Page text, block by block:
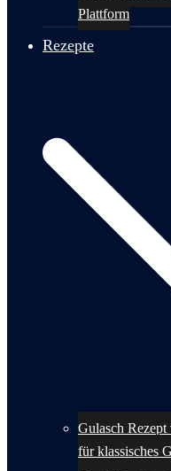
Plattform
Rezepte
Gulasch
für klassisches